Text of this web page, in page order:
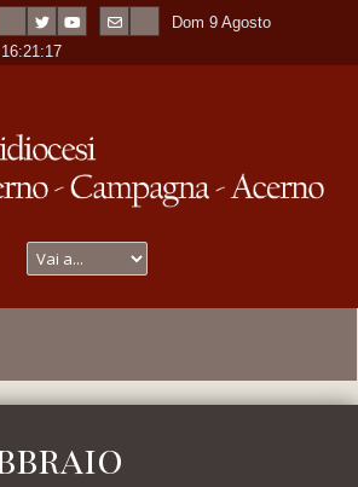
Dom 9 Agosto
16:21:17